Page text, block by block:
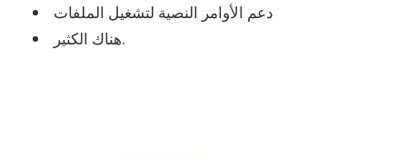
دعم الأوامر النصية لتشغيل الملفات
هناك الكثير.